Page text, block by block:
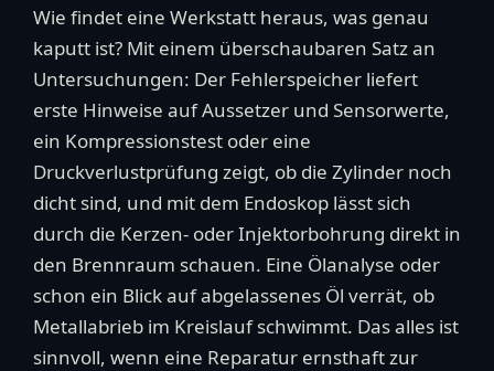
Wie findet eine Werkstatt heraus, was genau
kaputt ist? Mit einem überschaubaren Satz an
Untersuchungen: Der Fehlerspeicher liefert
erste Hinweise auf Aussetzer und Sensorwerte,
ein Kompressionstest oder eine
Druckverlustprüfung zeigt, ob die Zylinder noch
dicht sind, und mit dem Endoskop lässt sich
durch die Kerzen- oder Injektorbohrung direkt in
den Brennraum schauen. Eine Ölanalyse oder
schon ein Blick auf abgelassenes Öl verrät, ob
Metallabrieb im Kreislauf schwimmt. Das alles ist
sinnvoll, wenn eine Reparatur ernsthaft zur